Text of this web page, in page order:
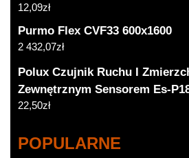
12,09zł
Purmo Flex CVF33 600x1600
2 432,07zł
Polux Czujnik Ruchu I
Zewnętrznym Sensorem Es-
22,50zł
POPULARNE